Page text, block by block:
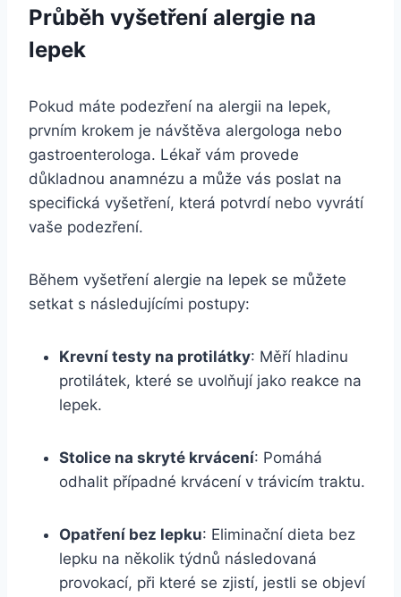
Průběh vyšetření alergie na
lepek
Pokud‍ máte podezření na alergii na lepek,
prvním krokem je⁣ návštěva alergologa nebo
gastroenterologa. ⁢Lékař vám provede
důkladnou anamnézu a ⁢může vás poslat na
specifická vyšetření, která ⁢potvrdí ​nebo vyvrátí
vaše ⁢podezření.
Během vyšetření alergie na lepek ⁣se můžete
setkat s následujícími postupy:
Krevní testy ​na protilátky:⁢ Měří hladinu
protilátek, které ‌se uvolňují jako reakce na‍
lepek.
Stolice ​na skryté krvácení: Pomáhá
odhalit případné krvácení v trávicím ⁢traktu.
Opatření bez lepku: Eliminační dieta bez
lepku na několik týdnů následovaná
provokací, při které ​se zjistí, jestli se objeví